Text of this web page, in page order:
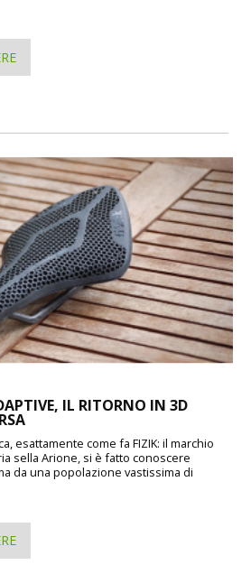
IL RITORNO IN 3D
esattamente come fa FIZIK: il marchio
sella Arione, si è fatto conoscere
da una popolazione vastissima di